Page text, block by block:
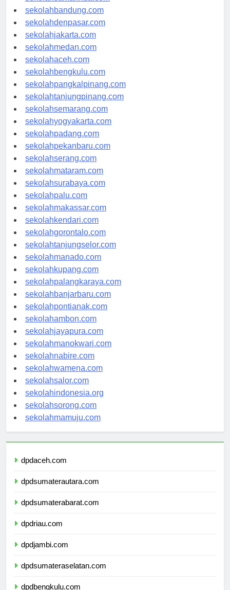
sekolahsamarinda.com
sekolahbandung.com
sekolahdenpasar.com
sekolahjakarta.com
sekolahmedan.com
sekolahaceh.com
sekolahbengkulu.com
sekolahpangkalpinang.com
sekolahtanjungpinang.com
sekolahsemarang.com
sekolahyogyakarta.com
sekolahpadang.com
sekolahpekanbaru.com
sekolahserang.com
sekolahmataram.com
sekolahsurabaya.com
sekolahpalu.com
sekolahmakassar.com
sekolahkendari.com
sekolahgorontalo.com
sekolahtanjungselor.com
sekolahmanado.com
sekolahkupang.com
sekolahpalangkaraya.com
sekolahbanjarbaru.com
sekolahpontianak.com
sekolahambon.com
sekolahjayapura.com
sekolahmanokwari.com
sekolahnabire.com
sekolahwamena.com
sekolahsalor.com
sekolahindonesia.org
sekolahsorong.com